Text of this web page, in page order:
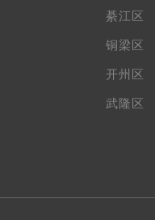
綦江区
铜梁区
开州区
武隆区